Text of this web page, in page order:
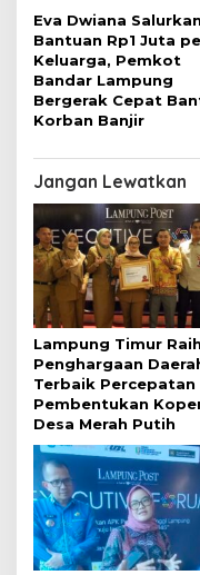
Eva Dwiana Salurkan
Bantuan Rp1 Juta
Keluarga, Pemkot
Bandar Lampung
Bergerak Cepat
Korban Banjir
Jangan Lewatkan
Lampung Timur Raih
Penghargaan
Terbaik Percepatan
Pembentukan
Desa Merah Putih